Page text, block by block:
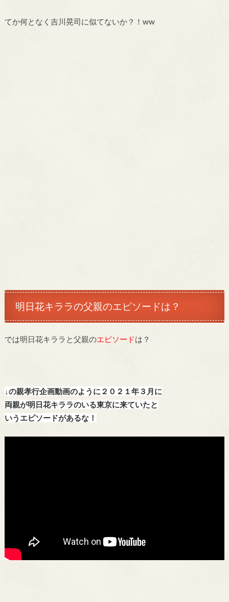
てか何となく吉川晃司に似てないか？！ww
明日花キララの父親のエピソードは？
では明日花キララと父親のエピソードは？
↓の親孝行企画動画のよ うに２ ０２ １年３ 月に
両親が明日花キララのいる東京に来ていたと
いうエピソードがあるな！